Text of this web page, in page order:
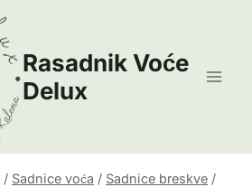
Rasadnik Voće
Delux
/ Sadnice voća / Sadnice breskve /